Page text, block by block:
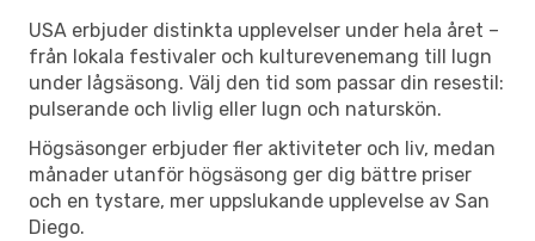
USA erbjuder distinkta upplevelser under hela året –
från lokala festivaler och kulturevenemang till lugn
under lågsäsong. Välj den tid som passar din resestil:
pulserande och livlig eller lugn och naturskön.
Högsäsonger erbjuder fler aktiviteter och liv, medan
månader utanför högsäsong ger dig bättre priser
och en tystare, mer uppslukande upplevelse av San
Diego.